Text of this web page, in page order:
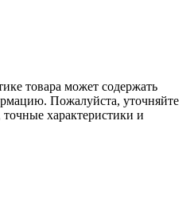
товара может содержать
Пожалуйста, уточняйте
характеристики и